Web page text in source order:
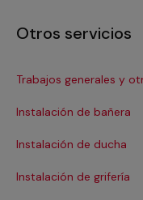
Otros servicios
Trabajos generales y
Instalación de bañera
Instalación de ducha
Instalación de grifería